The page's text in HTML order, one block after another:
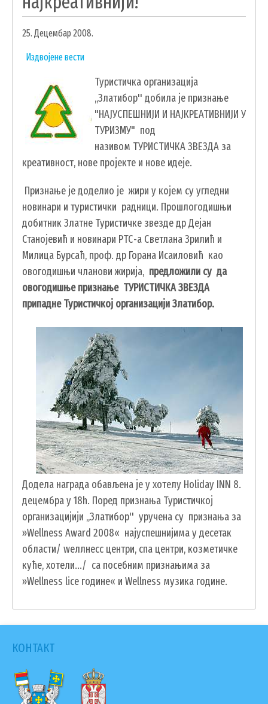
УДРУЖЕЊА И НВО
ЛОКАЛНА САМОУПРАВА
ПРЕДСЕДНИК
ОПШТИНСКО ВЕЋЕ
ОПШТИНСКА УПРАВА
ОПШТИНСКО ПРАВОБРАНИЛАШТВО
МЕСНЕ ЗАЈЕДНИЦЕ
КОМУНАЛНА МИЛИЦИЈА ОПШТИНЕ
ЧАЈЕТИНА
ИНТЕРНА РЕВИЗИЈА
УСЛУГЕ
ПОРТАЛ Е-УПРАВА
ВОДИЧ КРОЗ ЛОКАЛНУ УПРАВУ
ПИСАРНИЦА
ВИРТУЕЛНИ МАТИЧАР
КОНКУРСИ, ПОЗИВИ, ОБАВЕШТЕЊА
ПОДНОШЕЊЕ ЗАХТЕВА УРБАНИЗАМ
ГИС ЧАЈЕТИНА
ПОСТАВИТЕ НАМ ПИТАЊЕ
25. Децембар 2008.
Издвојене вести
Туристичка организација
,,Златибор'' добила је признање
"НАЈУСПЕШНИЈИ И НАЈКРЕАТИВНИЈИ У
ТУРИЗМУ" под
називом ТУРИСТИЧКА ЗВЕЗДА за
креативност, нове пројекте и нове идеје.
Признање је доделио је жири у којем су угледни
новинари и туристички радници. Прошлогодишњи
добитник Златне Туристичке звезде др Дејан
Станојевић и новинари РТС-а Светлана Зрилић и
Милица Бурсаћ, проф. др Горана Исаиловић као
овогодишњи чланови жирија, предложили су да
овогодишње признање ТУРИСТИЧКА ЗВЕЗДА
припадне Туристичкој организацији Златибор.
Додела награда обављена је у хотелу Holiday INN 8.
децембра у 18h. Поред признања Туристичкој
организацијији ‚‚Златибор'' уручена су признања за
»Wellness Award 2008« најуспешнијима у десетак
области/ wеллнесс центри, спа центри, козметичке
куће, хотели.../ са посебним признањима за
»Wellness lice године« и Wellness музика године.
КОНТАКТ